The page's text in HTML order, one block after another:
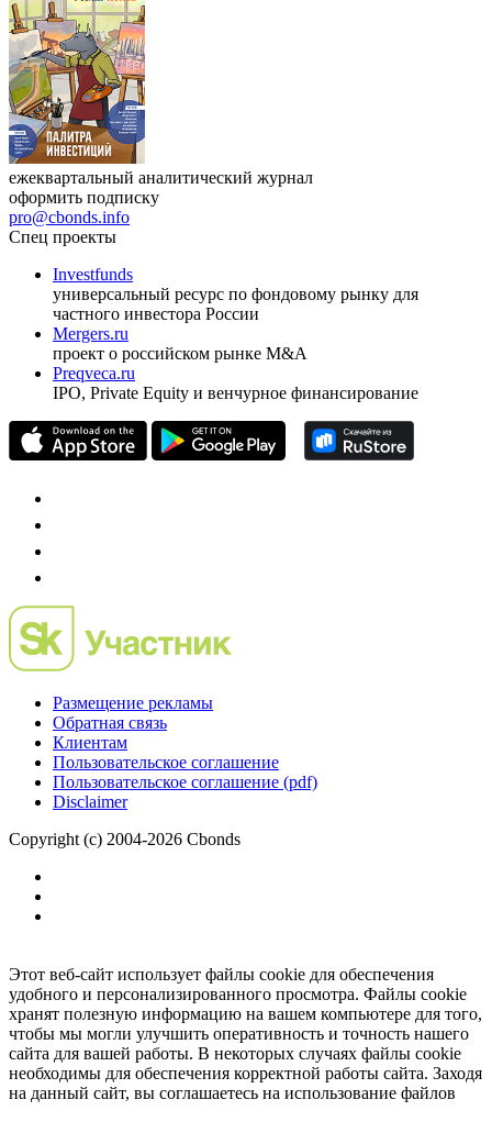
ежеквартальный аналитический журнал
оформить подписку
pro@cbonds.info
Спец проекты
Investfunds
универсальный ресурс по фондовому рынку для
частного инвестора России
Mergers.ru
проект о российском рынке M&A
Preqveca.ru
IPO, Private Equity и венчурное финансирование
Размещение рекламы
Обратная связь
Клиентам
Пользовательское соглашение
Пользовательское соглашение (pdf)
Disclaimer
Copyright (c) 2004-2026 Cbonds
Этот веб-сайт использует файлы cookie для обеспечения
удобного и персонализированного просмотра. Файлы cookie
хранят полезную информацию на вашем компьютере для того,
чтобы мы могли улучшить оперативность и точность нашего
сайта для вашей работы. В некоторых случаях файлы cookie
необходимы для обеспечения корректной работы сайта. Заходя
на данный сайт, вы соглашаетесь на использование файлов